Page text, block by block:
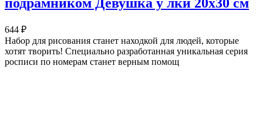
644 ₽
Набор для рисования станет находкой для людей, которые
хотят творить! Специально разработанная уникальная серия
росписи по номерам станет верным помощ